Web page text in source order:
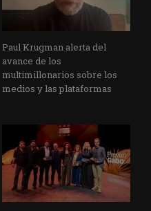
Paul Krugman alerta del
avance de los
multimillonarios sobre los
medios y las plataformas